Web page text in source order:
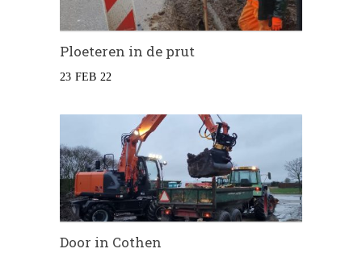
Ploeteren in de prut
23 FEB 22
Door in Cothen